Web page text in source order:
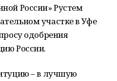
России» Рустем
участке в Уфе
одобрения
России.
– в лучшую